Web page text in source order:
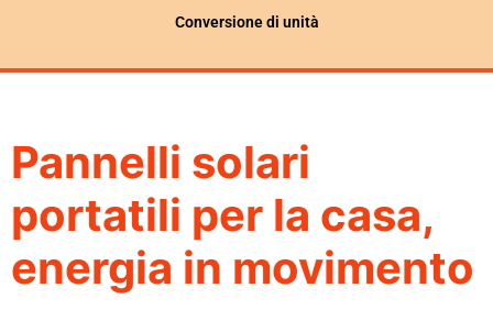
Conversione di unità
Pannelli solari
portatili per la casa,
energia in movimento